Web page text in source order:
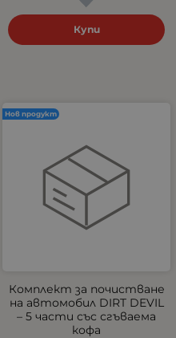
Купи
Комплект за почистване
на автомобил DIRT DEVIL
– 5 части със сгъваема
кофа
Нов продукт